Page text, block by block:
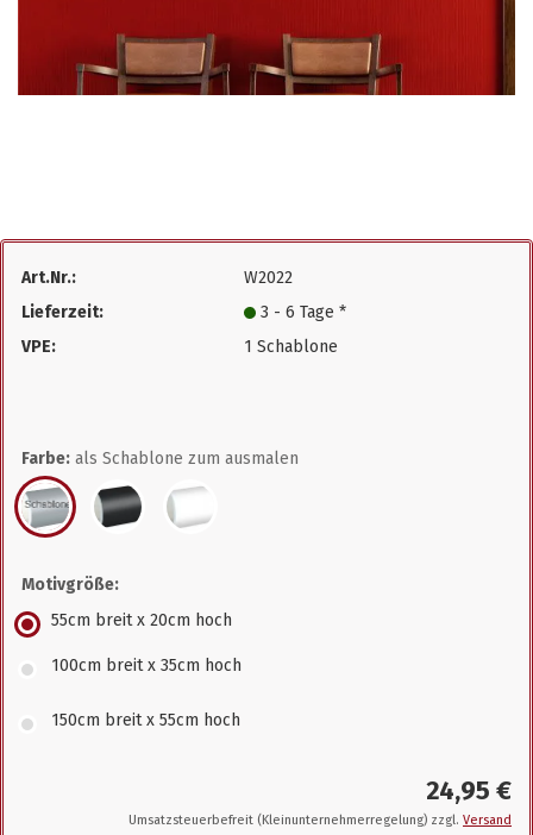
Art.Nr.:
W2022
Lieferzeit:
3 - 6 Tage *
VPE:
1 Schablone
Farbe: als Schablone zum ausmalen
Motivgröße:
55cm breit x 20cm hoch
100cm breit x 35cm hoch
150cm breit x 55cm hoch
24,95 €
Umsatzsteuerbefreit (Kleinunternehmerregelung) zzgl. Versand